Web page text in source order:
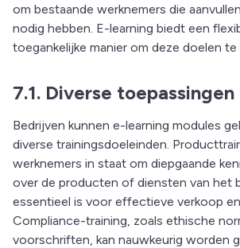
om bestaande werknemers die
nodig hebben. E-learning biedt een
toegankelijke manier om deze doelen te
7.1. Diverse toepassingen
Bedrijven kunnen e-learning modules
diverse trainingsdoeleinden.
werknemers in staat om diepgaande
over de producten of diensten van het
essentieel is voor effectieve verkoop
Compliance-training, zoals ethische
voorschriften, kan nauwkeurig worden